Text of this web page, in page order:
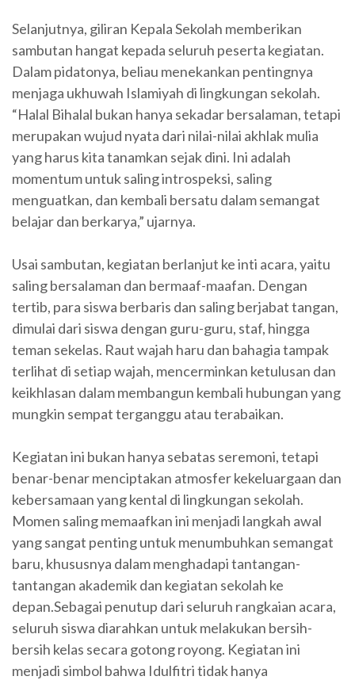
Selanjutnya, giliran Kepala Sekolah memberikan
sambutan hangat kepada seluruh peserta kegiatan.
Dalam pidatonya, beliau menekankan pentingnya
menjaga ukhuwah Islamiyah di lingkungan sekolah.
“Halal Bihalal bukan hanya sekadar bersalaman, tetapi
merupakan wujud nyata dari nilai-nilai akhlak mulia
yang harus kita tanamkan sejak dini. Ini adalah
momentum untuk saling introspeksi, saling
menguatkan, dan kembali bersatu dalam semangat
belajar dan berkarya,” ujarnya.
Usai sambutan, kegiatan berlanjut ke inti acara, yaitu
saling bersalaman dan bermaaf-maafan. Dengan
tertib, para siswa berbaris dan saling berjabat tangan,
dimulai dari siswa dengan guru-guru, staf, hingga
teman sekelas. Raut wajah haru dan bahagia tampak
terlihat di setiap wajah, mencerminkan ketulusan dan
keikhlasan dalam membangun kembali hubungan yang
mungkin sempat terganggu atau terabaikan.
Kegiatan ini bukan hanya sebatas seremoni, tetapi
benar-benar menciptakan atmosfer kekeluargaan dan
kebersamaan yang kental di lingkungan sekolah.
Momen saling memaafkan ini menjadi langkah awal
yang sangat penting untuk menumbuhkan semangat
baru, khususnya dalam menghadapi tantangan-
tantangan akademik dan kegiatan sekolah ke
depan.Sebagai penutup dari seluruh rangkaian acara,
seluruh siswa diarahkan untuk melakukan bersih-
bersih kelas secara gotong royong. Kegiatan ini
menjadi simbol bahwa Idulfitri tidak hanya